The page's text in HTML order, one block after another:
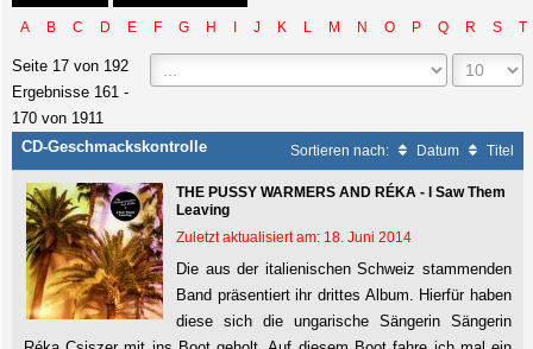
A B C D E F G H J K L M N O P Q R S T
Seite 17 von 192
Ergebnisse 161 -
170 von 1911
CD-Geschmackskontrolle
Sortieren nach: Datum Titel
THE PUSSY WARMERS AND RÉKA - I Saw Them
Leaving
Zuletzt aktualisiert am: 18. Juni 2014
Die aus der italienischen Schweiz stammenden
Band präsentiert ihr drittes Album. Hierfür haben
diese sich die ungarische Sängerin Sängerin